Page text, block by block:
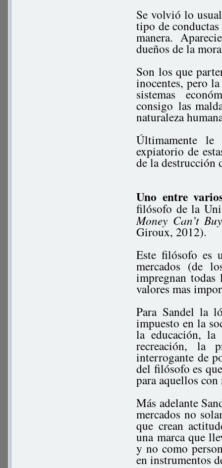
Se volvió lo
tipo de
manera.
dueños de la
Son los que
inocentes, pero
sistemas
consigo las
naturaleza
Últimamente le
expiatorio de
de la destrucción
Uno entre
filósofo de la
Money Can’t
Giroux, 2012).
Este filósofo es
mercados (de
impregnan
valores mas
Para Sandel la
impuesto en la
la educación,
recreación, la
interrogante de
del filósofo es
para aquellos
Más adelante
mercados no
que crean
una marca que
y no como
en instrumentos